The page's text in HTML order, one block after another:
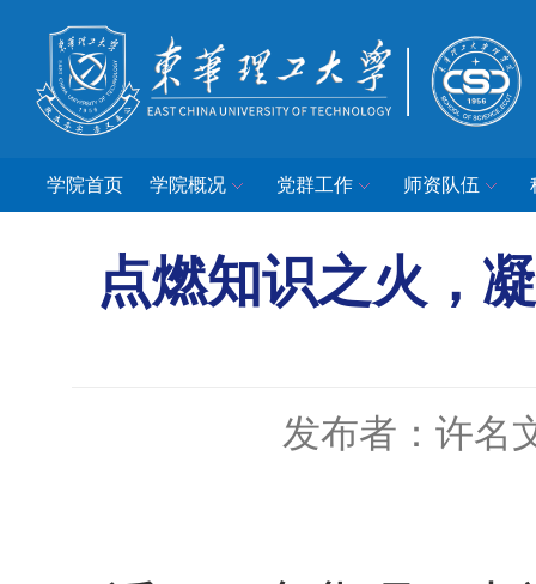
学院首页 学院概况 党群工作 师资队伍
点燃知识之火，
发布者：许名